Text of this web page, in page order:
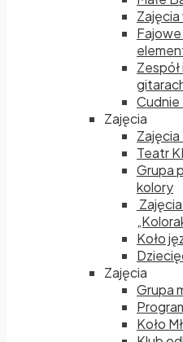
Cudnie
Zajęcia
Teatr
Grupa
kolory
Koło
Zajęcia
Grupa
Koło